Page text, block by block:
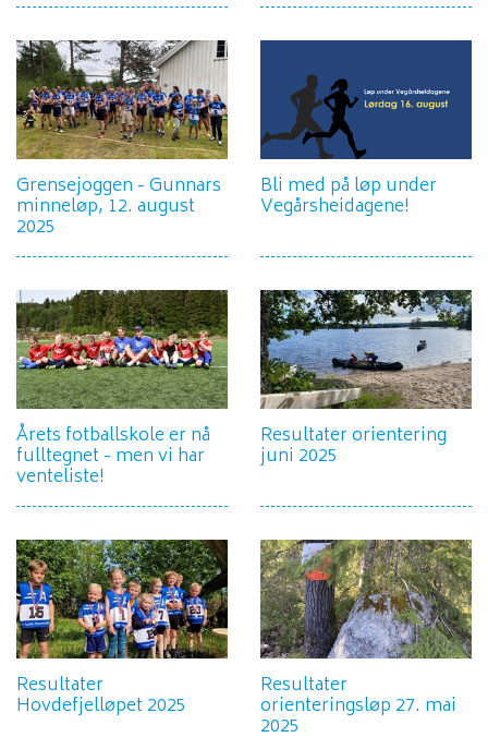
Grensejoggen - Gunnars
minneløp, 12. august
2025
Bli med på løp under
Vegårsheidagene!
Årets fotballskole er nå
fulltegnet - men vi har
venteliste!
Resultater orientering
juni 2025
Resultater
Hovdefjelløpet 2025
Resultater
orienteringsløp 27. mai
2025